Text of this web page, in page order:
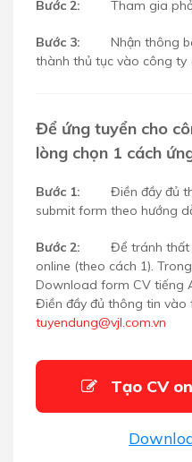
Bước 2: Tham gia
Bước 3:
Nhận thông
thành thủ tục vào công ty
Để ứng tuyển cho
lòng chọn 1 cách
Bước 1:
Điền đầy đủ
submit form theo hướng
Bước 2:
Để tránh thất
online (theo cách 1).
Download form CV tiếng
Điền đầy đủ thông tin vào
tuyendung@vjl.com.vn
Tạo CV